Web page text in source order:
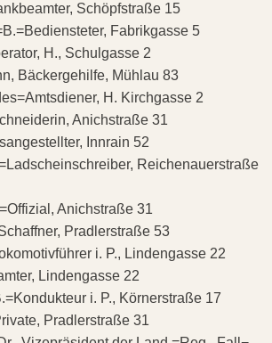
Schöpfstraße 15
Fabrikgasse 5
H., Schulgasse 2
Bäckergehilfe, Mühlau 83
H. Kirchgasse 2
Anichstraße 31
Innrain 52
Reichenauerstraße
Anichstraße 31
Pradlerstraße 53
i. P., Lindengasse 22
Lindengasse 22
i. P., Körnerstraße 17
Pradlerstraße 31